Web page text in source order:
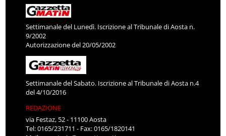
Settimanale del Lunedì. Iscrizione al Tribunale di Aosta n.
9/2002
Autorizzazione del 20/05/2002
Settimanale del Sabato. Iscrizione al Tribunale di Aosta n.4
del 4/10/2016
REDAZIONE
via Festaz, 52 - 11100 Aosta
Tel: 0165/231711 - Fax: 0165/1820141